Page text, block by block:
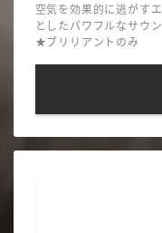
空気を効果的に逃がす
としたパワフルなサウン
★ブリリアントのみ